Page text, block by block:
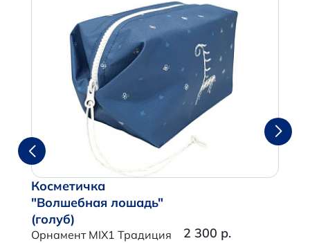
Косметичка
"Волшебная лошадь"
(голуб)
Орнамент MIX1 Традиция 2 300 р.